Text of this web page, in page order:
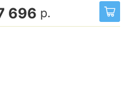
696 р.